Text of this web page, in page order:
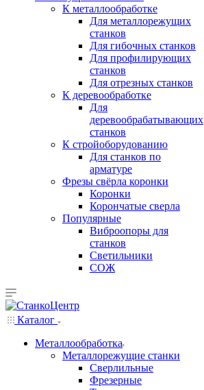
К металлообработке
Для металлорежущих
станков
Для гибочных станков
Для профилирующих
станков
Для отрезных станков
К деревообработке
Для
деревообрабатывающих
станков
К стройоборудованию
Для станков по
арматуре
Фрезы свёрла коронки
Коронки
Корончатые сверла
Популярные
Виброопоры для
станков
Светильники
СОЖ
Каталог
Металлообработка
Металлорежущие станки
Сверлильные
Фрезерные